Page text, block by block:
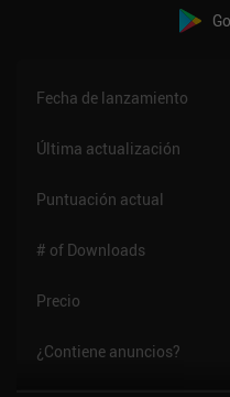
Fecha de lanzamiento
Última actualización
Puntuación actual
# of Downloads
Precio
¿Contiene anuncios?